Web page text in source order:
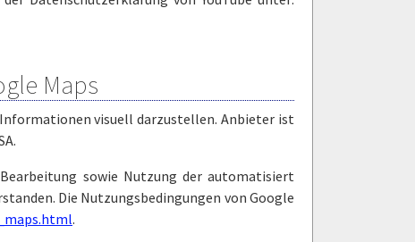
Maps
visuell darzustellen. Anbieter ist
sowie Nutzung der automatisiert
Die Nutzungsbedingungen von Google
.